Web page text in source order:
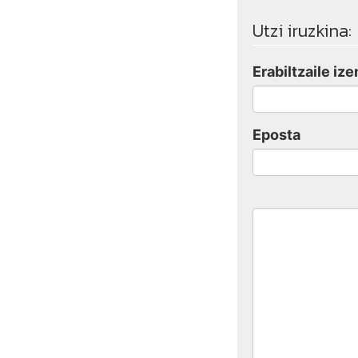
Utzi iruzkina:
Erabiltzaile
Eposta